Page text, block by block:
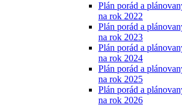
Plán porád a
na rok 2022
Plán porád a
na rok 2023
Plán porád a
na rok 2024
Plán porád a
na rok 2025
Plán porád a
na rok 2026